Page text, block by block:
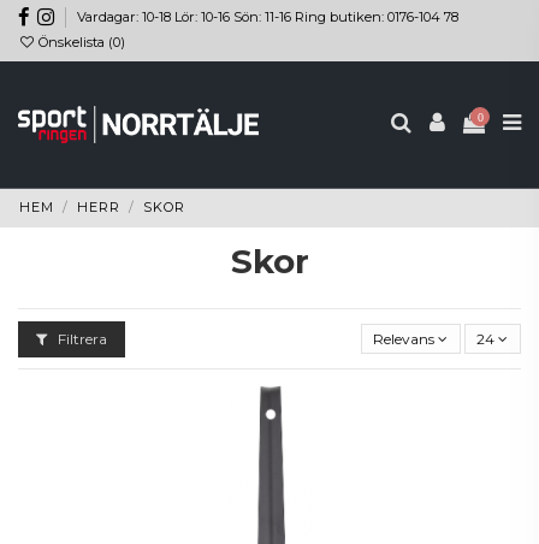
Vardagar: 10-18 Lör: 10-16 Sön: 11-16 Ring butiken: 0176-104 78
Önskelista (0)
0
HEM HERR SKOR
Skor
Filtrera Relevans 24